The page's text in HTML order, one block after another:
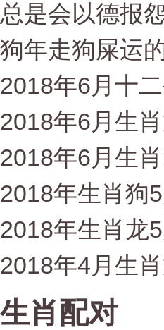
总是会以德报
狗年走狗屎运
2018年6月十
2018年6月生
2018年6月生
2018年生肖狗
2018年生肖龙
2018年4月生
生肖配对